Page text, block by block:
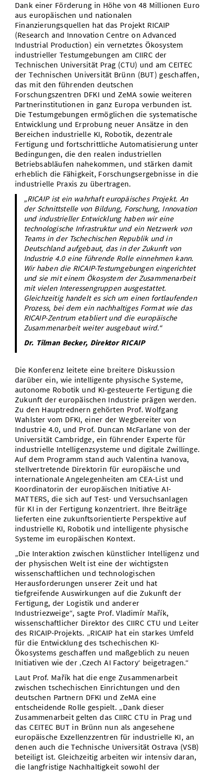
Dank einer Förderung in Höhe von 48 Millionen Euro
aus europäischen und nationalen
Finanzierungsquellen hat das Projekt RICAIP
(Research and Innovation Centre on Advanced
Industrial Production) ein vernetztes Ökosystem
industrieller Testumgebungen am CIIRC der
Technischen Universität Prag (CTU) und am CEITEC
der Technischen Universität Brünn (BUT) geschaffen,
das mit den führenden deutschen
Forschungszentren DFKI und ZeMA sowie weiteren
Partnerinstitutionen in ganz Europa verbunden ist.
Die Testumgebungen ermöglichen die systematische
Entwicklung und Erprobung neuer Ansätze in den
Bereichen industrielle KI, Robotik, dezentrale
Fertigung und fortschrittliche Automatisierung unter
Bedingungen, die den realen industriellen
Betriebsabläufen nahekommen, und stärken damit
erheblich die Fähigkeit, Forschungsergebnisse in die
industrielle Praxis zu übertragen.
„RICAIP ist ein wahrhaft europäisches Projekt. An
der Schnittstelle von Bildung, Forschung, Innovation
und industrieller Entwicklung haben wir eine
technologische Infrastruktur und ein Netzwerk von
Teams in der Tschechischen Republik und in
Deutschland aufgebaut, das in der Zukunft von
Industrie 4.0 eine führende Rolle einnehmen kann.
Wir haben die RICAIP-Testumgebungen eingerichtet
und sie mit einem Ökosystem der Zusammenarbeit
mit vielen Interessengruppen ausgestattet.
Gleichzeitig handelt es sich um einen fortlaufenden
Prozess, bei dem ein nachhaltiges Format wie das
RICAIP-Zentrum etabliert und die europäische
Zusammenarbeit weiter ausgebaut wird.“
Dr. Tilman Becker, Direktor RICAIP
Die Konferenz leitete eine breitere Diskussion
darüber ein, wie intelligente physische Systeme,
autonome Robotik und KI-gesteuerte Fertigung die
Zukunft der europäischen Industrie prägen werden.
Zu den Hauptrednern gehörten Prof. Wolfgang
Wahlster vom DFKI, einer der Wegbereiter von
Industrie 4.0, und Prof. Duncan McFarlane von der
Universität Cambridge, ein führender Experte für
industrielle Intelligenzsysteme und digitale Zwillinge.
Auf dem Programm stand auch Valentina Ivanova,
stellvertretende Direktorin für europäische und
internationale Angelegenheiten am CEA-List und
Koordinatorin der europäischen Initiative AI-
MATTERS, die sich auf Test- und Versuchsanlagen
für KI in der Fertigung konzentriert. Ihre Beiträge
lieferten eine zukunftsorientierte Perspektive auf
industrielle KI, Robotik und intelligente physische
Systeme im europäischen Kontext.
„Die Interaktion zwischen künstlicher Intelligenz und
der physischen Welt ist eine der wichtigsten
wissenschaftlichen und technologischen
Herausforderungen unserer Zeit und hat
tiefgreifende Auswirkungen auf die Zukunft der
Fertigung, der Logistik und anderer
Industriezweige“, sagte Prof. Vladimír Mařík,
wissenschaftlicher Direktor des CIIRC CTU und Leiter
des RICAIP-Projekts. „RICAIP hat ein starkes Umfeld
für die Entwicklung des tschechischen KI-
Ökosystems geschaffen und maßgeblich zu neuen
Initiativen wie der ‚Czech AI Factory‘ beigetragen.“
Laut Prof. Mařík hat die enge Zusammenarbeit
zwischen tschechischen Einrichtungen und den
deutschen Partnern DFKI und ZeMA eine
entscheidende Rolle gespielt. „Dank dieser
Zusammenarbeit gelten das CIIRC CTU in Prag und
das CEITEC BUT in Brünn nun als angesehene
europäische Exzellenzzentren für industrielle KI, an
denen auch die Technische Universität Ostrava (VSB)
beteiligt ist. Gleichzeitig arbeiten wir intensiv daran,
die langfristige Nachhaltigkeit sowohl der